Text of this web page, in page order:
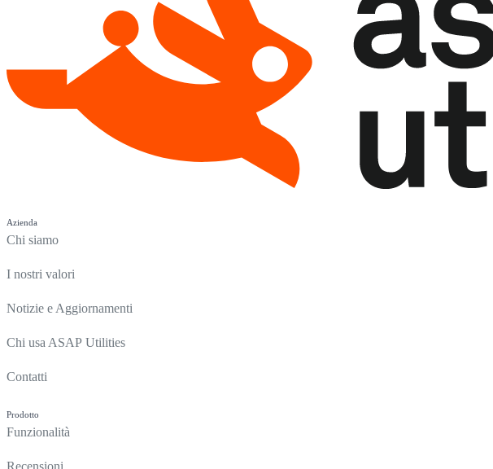
Azienda
Chi siamo
I nostri valori
Notizie e Aggiornamenti
Chi usa ASAP Utilities
Contatti
Prodotto
Funzionalità